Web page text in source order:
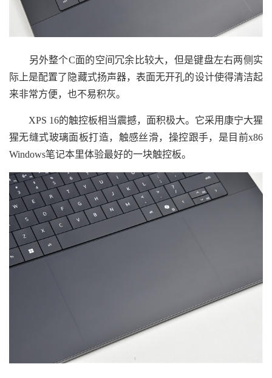
另外整个C面的空间冗余比较大，但是键盘左右两侧实
际上是配置了隐藏式扬声器，表面无开孔的设计使得清洁起
来非常方便，也不易积灰。
XPS 16的触控板相当震撼，面积极大。它采用康宁大猩
猩无缝式玻璃面板打造，触感丝滑，操控跟手，是目前x86
Windows笔记本里体验最好的一块触控板。